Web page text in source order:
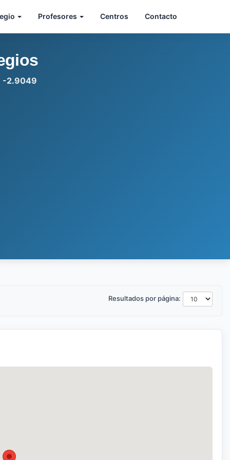
Profesores Centros Contacto
-2.9049
Resultados por página: